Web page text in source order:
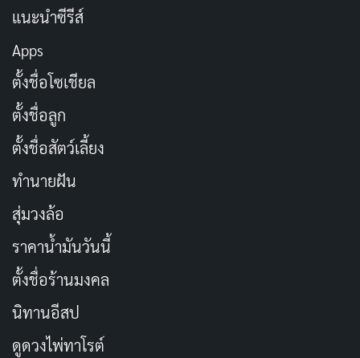
แนะนำซีรีส์
Apps
ตั้งชื่อโซเชียล
ตั้งชื่อลูก
ตั้งชื่อสัตว์เลี้ยง
ทำนายฝัน
สุ่มวงล้อ
ราคาน้ำมันวันนี้
ตั้งชื่อร้านมงคล
นิทานอีสป
ดูดวงไพ่ทาโรต์